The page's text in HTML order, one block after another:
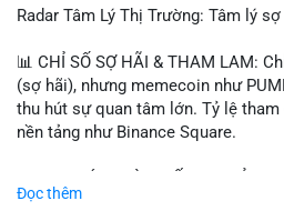
Radar Tâm Lý Thị Trường: Tâm lý
📊 CHỈ SỐ SỢ HÃI & THAM LAM:
(sợ hãi), nhưng memecoin như
thu hút sự quan tâm lớn. Tỷ lệ
nền tảng như Binance Square.
CASHCAT, SUI, TAO xuất hiện
Đọc thêm